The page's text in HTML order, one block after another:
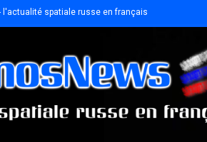
l'actualité spatiale russe en français